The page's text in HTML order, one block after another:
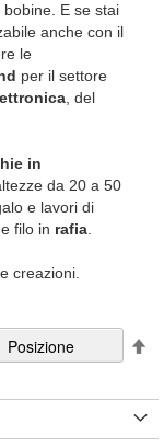
E se stai
anche con il
le
per il settore
, del
in
da 20 a 50
e lavori di
e filo in rafia
creazioni.